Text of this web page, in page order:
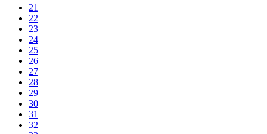
21
22
23
24
25
26
27
28
29
30
31
32